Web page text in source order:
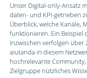
Unser Digital-only-Ansatz
daten- und KPI-getrieben
Überblick, welche Kanäle,
funktionieren. Ein Beispiel
Inzwischen verfolgen über
aiutanda in diesem
hochrelevante
Zielgruppe nützliches